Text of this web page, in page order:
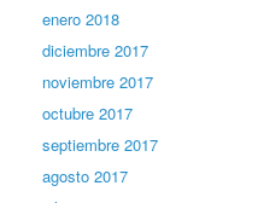
enero 2018
diciembre 2017
noviembre 2017
octubre 2017
septiembre 2017
agosto 2017